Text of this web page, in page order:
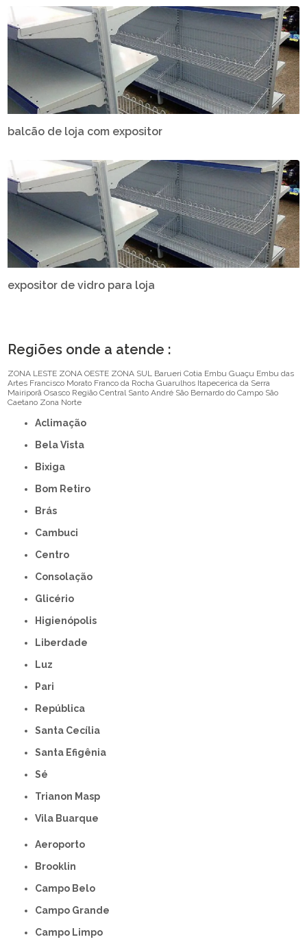
balcão de loja com expositor
expositor de vidro para loja
Regiões onde a atende :
ZONA LESTE ZONA OESTE ZONA SUL Barueri Cotia Embu Guaçu Embu das
Artes Francisco Morato Franco da Rocha Guarulhos Itapecerica da Serra
Mairiporã Osasco Região Central Santo André São Bernardo do Campo São
Caetano Zona Norte
Aclimação
Bela Vista
Bixiga
Bom Retiro
Brás
Cambuci
Centro
Consolação
Glicério
Higienópolis
Liberdade
Luz
Pari
República
Santa Cecília
Santa Efigênia
Sé
Trianon Masp
Vila Buarque
Aeroporto
Brooklin
Campo Belo
Campo Grande
Campo Limpo